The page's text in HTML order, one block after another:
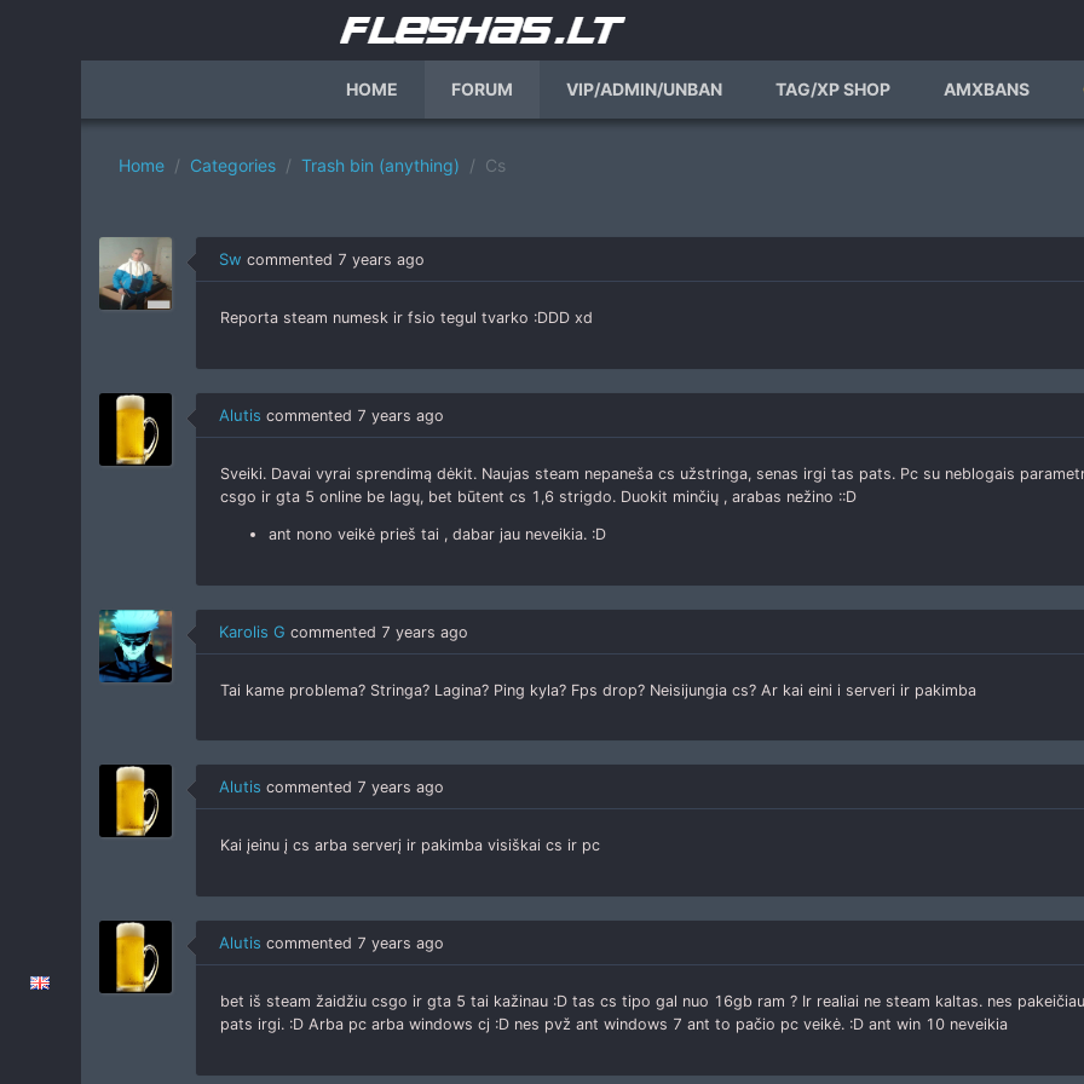
HOME FORUM VIP/ADMIN/UNBAN TAG/XP SHOP AMXBANS
Home Categories Trash bin (anything) Cs
Sw commented 7 years ago
Reporta steam numesk ir fsio tegul tvarko :DDD xd
Alutis commented 7 years ago
Sveiki. Davai vyrai sprendimą dėkit. Naujas steam nepaneša cs užstringa, senas irgi tas pats. Pc su neblogais
csgo ir gta 5 online be lagų, bet būtent cs 1,6 strigdo. Duokit minčių , arabas nežino ::D
ant nono veikė prieš tai , dabar jau neveikia. :D
Karolis G commented 7 years ago
Tai kame problema? Stringa? Lagina? Ping kyla? Fps drop? Neisijungia cs? Ar kai eini i serveri ir pakimba
Alutis commented 7 years ago
Kai įeinu į cs arba serverį ir pakimba visiškai cs ir pc
Alutis commented 7 years ago
bet iš steam žaidžiu csgo ir gta 5 tai kažinau :D tas cs tipo gal nuo 16gb ram ? Ir realiai ne steam kaltas. nes
pats irgi. :D Arba pc arba windows cj :D nes pvž ant windows 7 ant to pačio pc veikė. :D ant win 10 neveikia